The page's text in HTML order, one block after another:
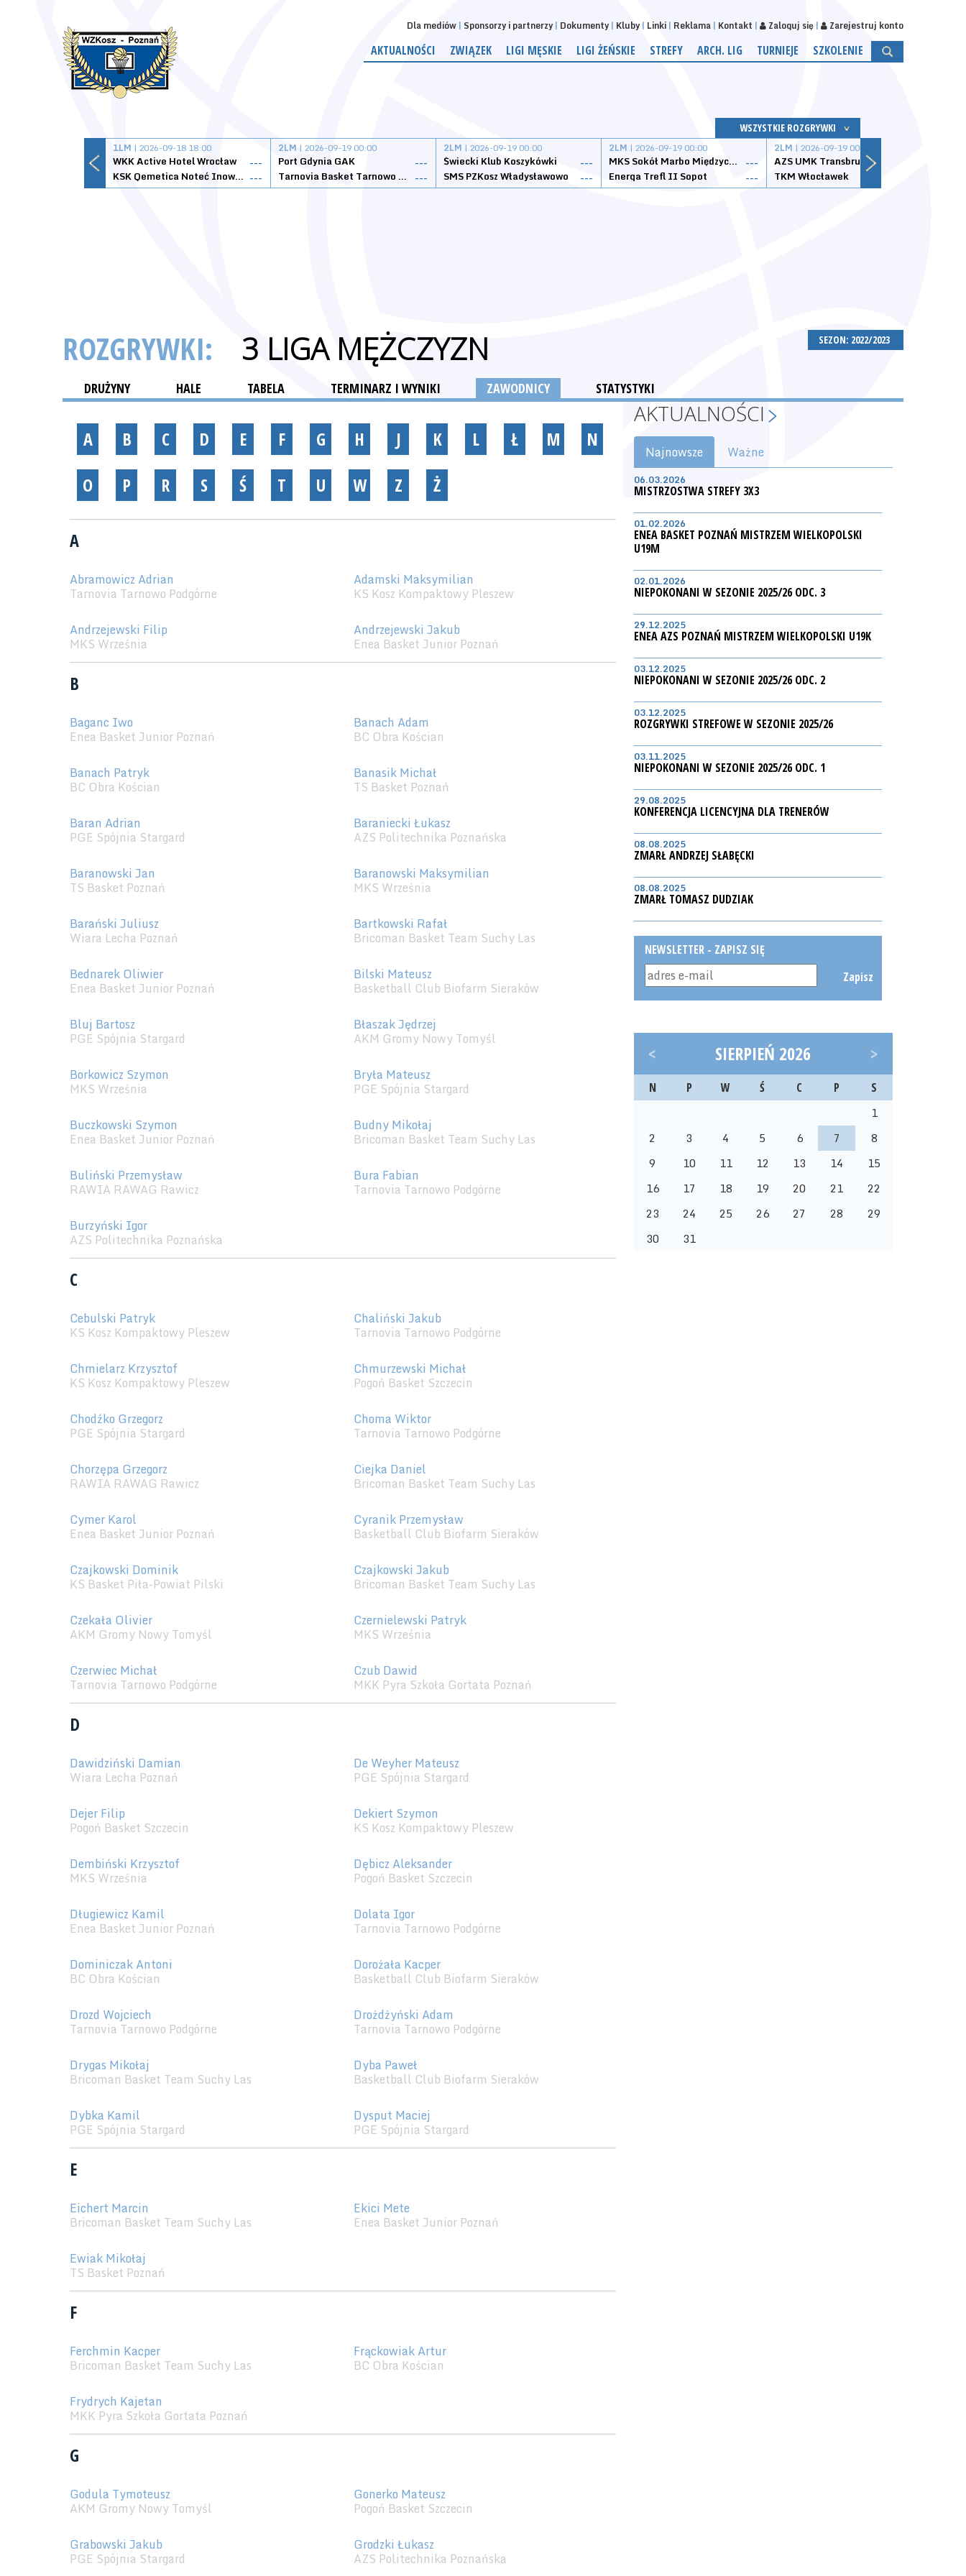
Dla mediów Sponsorzy i partnerzy Dokumenty Kluby Linki Reklama Kontakt Zaloguj się Zarejestruj konto
AKTUALNOŚCI ZWIĄZEK LIGI MĘSKIE LIGI ŻEŃSKIE STREFY ARCH. LIG TURNIEJE SZKOLENIE
WSZYSTKIE ROZGRYWKI
1LM | 2026-09-18 18:00
WKK Active Hotel Wrocław
---
KSK Qemetica Noteć Inowrocław ---
2LM | 2026-09-19 00:00
Port Gdynia GAK
---
Tarnovia Basket Tarnowo Podgórne ---
2LM | 2026-09-19 00:00
Świecki Klub Koszykówki
---
SMS PZKosz Władysławowo
---
2LM | 2026-09-19 00:00
MKS Sokół Marbo Międzychód ---
Energa Trefl II Sopot
---
2LM | 2026-09-19 00:00
AZS UMK Transbruk Toruń
TKM Włocławek
SEZON: 2022/2023
ROZGRYWKI: 3 LIGA MĘŻCZYZN
DRUŻYNY HALE TABELA TERMINARZ I WYNIKI ZAWODNICY STATYSTYKI
A B C D E F G H J K L Ł M
N
O
P R S Ś T U W Z Ż
A
Abramowicz Adrian
Tarnovia Tarnowo Podgórne
Adamski Maksymilian
KS Kosz Kompaktowy Pleszew
Andrzejewski Filip
MKS Września
Andrzejewski Jakub
Enea Basket Junior Poznań
B
Baganc Iwo
Enea Basket Junior Poznań
Banach Adam
BC Obra Kościan
Banach Patryk
BC Obra Kościan
Banasik Michał
TS Basket Poznań
Baran Adrian
PGE Spójnia Stargard
Baraniecki Łukasz
AZS Politechnika Poznańska
Baranowski Jan
TS Basket Poznań
Baranowski Maksymilian
MKS Września
Barański Juliusz
Wiara Lecha Poznań
Bartkowski Rafał
Bricoman Basket Team Suchy Las
Bednarek Oliwier
Enea Basket Junior Poznań
Bilski Mateusz
Basketball Club Biofarm Sieraków
Bluj Bartosz
PGE Spójnia Stargard
Błaszak Jędrzej
AKM Gromy Nowy Tomyśl
Borkowicz Szymon
MKS Września
Bryła Mateusz
PGE Spójnia Stargard
Buczkowski Szymon
Enea Basket Junior Poznań
Budny Mikołaj
Bricoman Basket Team Suchy Las
Buliński Przemysław
RAWIA RAWAG Rawicz
Bura Fabian
Tarnovia Tarnowo Podgórne
Burzyński Igor
AZS Politechnika Poznańska
C
Cebulski Patryk
KS Kosz Kompaktowy Pleszew
Chaliński Jakub
Tarnovia Tarnowo Podgórne
Chmielarz Krzysztof
KS Kosz Kompaktowy Pleszew
Chmurzewski Michał
Pogoń Basket Szczecin
Chodźko Grzegorz
PGE Spójnia Stargard
Choma Wiktor
Tarnovia Tarnowo Podgórne
Chorzępa Grzegorz
RAWIA RAWAG Rawicz
Ciejka Daniel
Bricoman Basket Team Suchy Las
Cymer Karol
Enea Basket Junior Poznań
Cyranik Przemysław
Basketball Club Biofarm Sieraków
Czajkowski Dominik
KS Basket Piła-Powiat Pilski
Czajkowski Jakub
Bricoman Basket Team Suchy Las
Czekała Olivier
AKM Gromy Nowy Tomyśl
Czernielewski Patryk
MKS Września
Czerwiec Michał
Tarnovia Tarnowo Podgórne
Czub Dawid
MKK Pyra Szkoła Gortata Poznań
D
Dawidziński Damian
Wiara Lecha Poznań
De Weyher Mateusz
PGE Spójnia Stargard
Dejer Filip
Pogoń Basket Szczecin
Dekiert Szymon
KS Kosz Kompaktowy Pleszew
Dembiński Krzysztof
MKS Września
Dębicz Aleksander
Pogoń Basket Szczecin
Długiewicz Kamil
Enea Basket Junior Poznań
Dolata Igor
Tarnovia Tarnowo Podgórne
Dominiczak Antoni
BC Obra Kościan
Dorożała Kacper
Basketball Club Biofarm Sieraków
Drozd Wojciech
Tarnovia Tarnowo Podgórne
Drożdżyński Adam
Tarnovia Tarnowo Podgórne
Drygas Mikołaj
Bricoman Basket Team Suchy Las
Dyba Paweł
Basketball Club Biofarm Sieraków
Dybka Kamil
PGE Spójnia Stargard
Dysput Maciej
PGE Spójnia Stargard
E
Eichert Marcin
Bricoman Basket Team Suchy Las
Ekici Mete
Enea Basket Junior Poznań
Ewiak Mikołaj
TS Basket Poznań
F
Ferchmin Kacper
Bricoman Basket Team Suchy Las
Frąckowiak Artur
BC Obra Kościan
Frydrych Kajetan
MKK Pyra Szkoła Gortata Poznań
G
Godula Tymoteusz
AKM Gromy Nowy Tomyśl
Gonerko Mateusz
Pogoń Basket Szczecin
Grabowski Jakub
PGE Spójnia Stargard
Grodzki Łukasz
AZS Politechnika Poznańska
AKTUALNOŚCI
Najnowsze Ważne
06.03.2026
MISTRZOSTWA STREFY 3X3
01.02.2026
ENEA BASKET POZNAŃ MISTRZEM WIELKOPOLSKI
U19M
02.01.2026
NIEPOKONANI W SEZONIE 2025/26 ODC. 3
29.12.2025
ENEA AZS POZNAŃ MISTRZEM WIELKOPOLSKI U19K
03.12.2025
NIEPOKONANI W SEZONIE 2025/26 ODC. 2
03.12.2025
ROZGRYWKI STREFOWE W SEZONIE 2025/26
03.11.2025
NIEPOKONANI W SEZONIE 2025/26 ODC. 1
29.08.2025
KONFERENCJA LICENCYJNA DLA TRENERÓW
08.08.2025
ZMARŁ ANDRZEJ SŁABĘCKI
08.08.2025
ZMARŁ TOMASZ DUDZIAK
NEWSLETTER - ZAPISZ SIĘ
Zapisz
< SIERPIEŃ 2026 >
N P W Ś C P S
1
2
3 4 5 6 7
8
9
10 11 12 13 14
15
16
17 18 19 20 21
22
23
24 25 26 27 28
29
30
31